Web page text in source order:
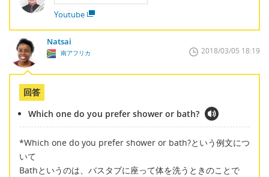
Youtube
Natsai
南アフリカ 2018/03/05 18:19
回答
Which one do you prefer shower or bath?
*Which one do you prefer shower or bath?という例文につ
いて
Bathというのは、バスタブに座って体を洗うときのことで